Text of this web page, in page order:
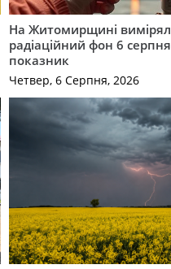
На Житомирщині
радіаційний фон 6
показник
Четвер, 6 Серпня, 2026